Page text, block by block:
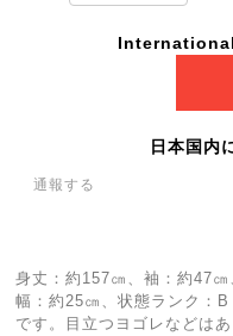
日本国内
通報する
身丈：約157㎝、袖：約47
幅：約25㎝、状態ランク：
です。目立つヨゴレなどは